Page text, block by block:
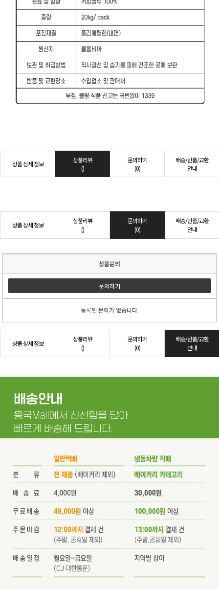
상품 상세 정보
상품리뷰
()
문의하기
(0)
배송/반품/교환
안내
상품 상세 정보
상품리뷰
()
문의하기
(0)
배송/반품/교환
안내
상품문의
문의하기
등록된 문의가 없습니다.
상품 상세 정보
상품리뷰
()
문의하기
(0)
배송/반품/교환
안내